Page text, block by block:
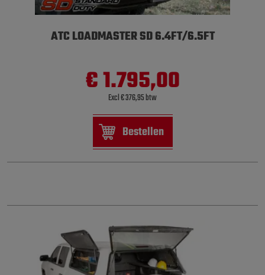
ATC LOADMASTER SD 6.4FT/6.5FT
€ 1.795,00
Excl € 376,95 btw
Bestellen